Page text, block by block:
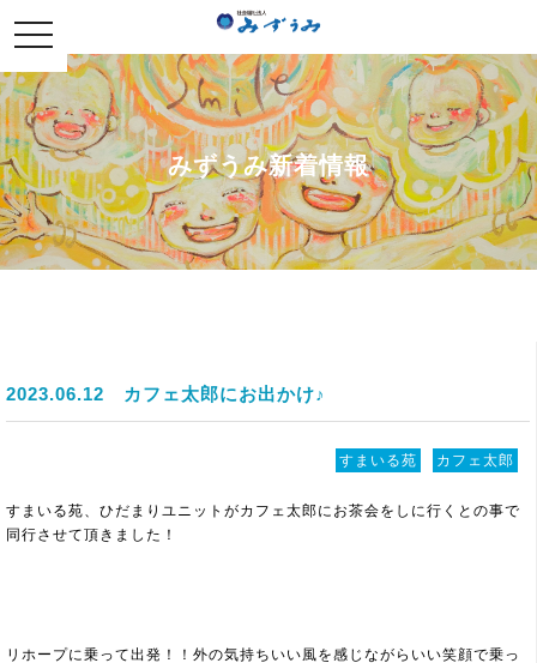
toggle
navigation
みずうみ新着情報
2023.06.12 カフェ太郎にお出かけ♪
すまいる苑 カフェ太郎
すまいる苑、ひだまりユニットがカフェ太郎にお茶会をしに行くとの事で
同行させて頂きました！
リホープに乗って出発！！外の気持ちいい風を感じながらいい笑顔で乗っ